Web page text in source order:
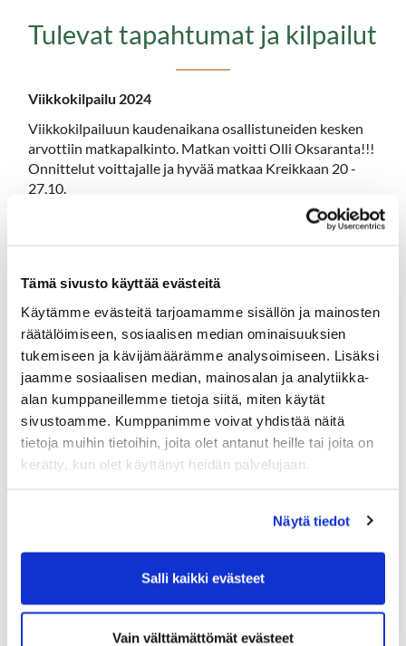
Tämä sivusto käyttää evästeitä
Käytämme evästeitä tarjoamamme sisällön ja mainosten
räätälöimiseen, sosiaalisen median ominaisuuksien
tukemiseen ja kävijämäärämme analysoimiseen. Lisäksi
jaamme sosiaalisen median, mainosalan ja analytiikka-
alan kumppaneillemme tietoja siitä, miten käytät
sivustoamme. Kumppanimme voivat yhdistää näitä
tietoja muihin tietoihin, joita olet antanut heille tai joita on
kerätty, kun olet käyttänyt heidän palvelujaan.
Näytä tiedot
Salli kaikki evästeet
Vain välttämättömät evästeet
Tulevat tapahtumat ja kilpailut
Viikkokilpailu 2024
Viikkokilpailuun kaudenaikana osallistuneiden kesken
arvottiin matkapalkinto. Matkan voitti Olli Oksaranta!!!
Onnittelut voittajalle ja hyvää matkaa Kreikkaan 20 -
27.10.
voi lisää Hartolalaisia ilmoittautua kilpailuun.
Yhteislähtö klo 10, Mukaan mahtuu 20 pelaajaa / seura,
eli 120 pelaajaa.
28.9. REX Open Scramble (2hlö joukkueet)
Perinteinen REX kisa pelataan nyt Scramblena.
Väliaikalähdöt klo 9-11.50 (sää varauksella)
Mukaan mahtuu 36 joukkuetta. Vielä ehtii golfata ennen
-
5.10. Hartolan Golfklubin kauden päättäjäiset
4hlö Shamble + Rumble viinipullo kisa ja illallinen.
Mestaruus palkitsemiset, ym. Yhteislähtö klo 11.00 (18